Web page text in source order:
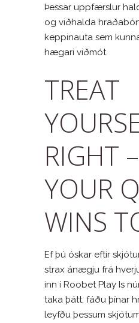
Þessar uppfærslur
og viðhalda
keppinauta sem
hægari viðmót.
TREAT
RIGHT
YOUR
WINS
Ef þú óskar eftir
strax ánægju frá
inn í Roobet Play Is
taka þátt, fáðu þínar
leyfðu þessum